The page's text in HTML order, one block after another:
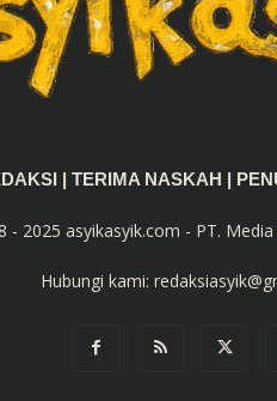
TERIMA NASKAH
2025 asyikasyik.com - PT.
Hubungi kami: